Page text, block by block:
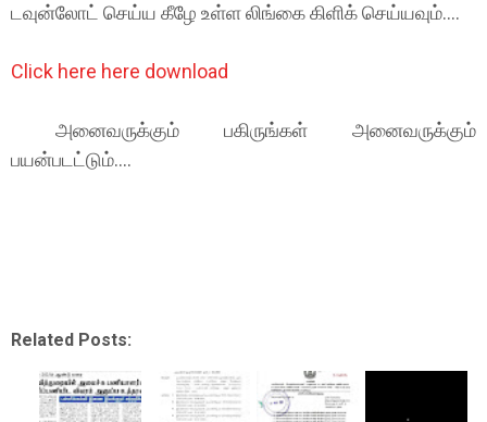
டவுன்லோட் செய்ய கீழே உள்ள லிங்கை கிளிக் செய்யவும்....
Click here here download
அனைவருக்கும் பகிருங்கள் அனைவருக்கும்
பயன்படட்டும்....
Related Posts: